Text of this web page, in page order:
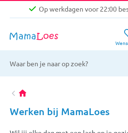
Op werkdagen voor 22:00
Gratis verzending
Op werkdagen voor 22:00
Werken bij MamaLoes